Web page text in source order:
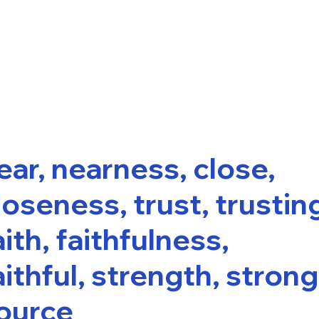
nearness, close,
trust,
faithfulness,
strength,